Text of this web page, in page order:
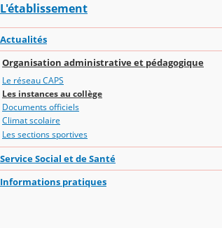
L'établissement
Actualités
Organisation administrative et pédagogique
Le réseau CAPS
Les instances au collège
Documents officiels
Climat scolaire
Les sections sportives
Service Social et de Santé
Informations pratiques